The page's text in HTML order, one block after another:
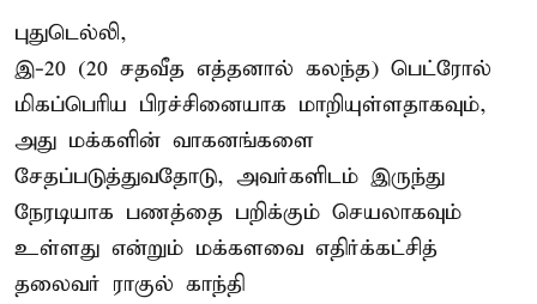
புதுடெல்லி,
இ-20 (20 சதவீத எத்தனால் கலந்த) பெட்ரோல்
மிகப்பெரிய பிரச்சினையாக மாறியுள்ளதாகவும்,
அது மக்களின் வாகனங்களை
சேதப்படுத்துவதோடு, அவர்களிடம் இருந்து
நேரடியாக பணத்தை பறிக்கும் செயலாகவும்
உள்ளது என்றும் மக்களவை எதிர்க்கட்சித்
தலைவர் ராகுல் காந்தி